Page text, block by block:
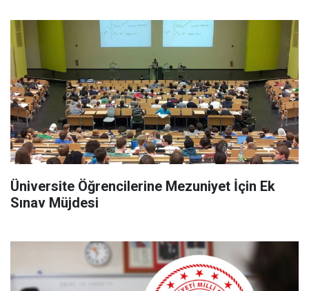
Üniversite Öğrencilerine Mezuniyet İçin Ek
Sınav Müjdesi